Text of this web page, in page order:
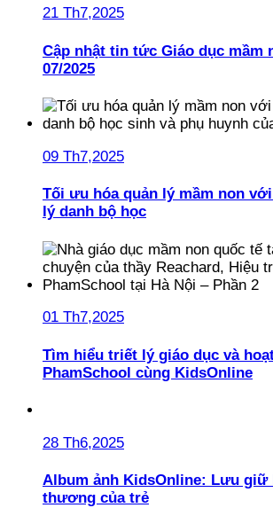
21 Th7,2025
Cập nhật tin tức Giáo dục mầm
07/2025
09 Th7,2025
Tối ưu hóa quản lý mầm non
lý danh bộ học
01 Th7,2025
Tìm hiểu triết lý giáo dục và
PhamSchool cùng KidsOnline
28 Th6,2025
Album ảnh KidsOnline: Lưu giữ
thương của trẻ